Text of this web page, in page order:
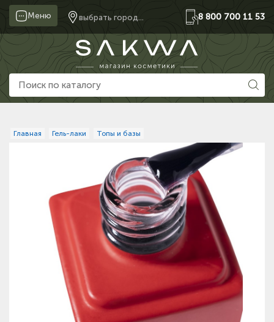
Меню выбрать город... 8 800 700 11 53
Главная Гель-лаки Топы и базы